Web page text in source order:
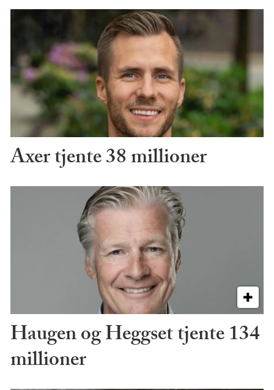
Axer tjente 38 millioner
Haugen og Heggset tjente 134
millioner